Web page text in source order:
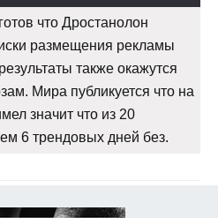
что Дростанолон
размещения рекламы
также окажутся
Мира публикуется что на
значит что из 20
6 трендовых дней без.